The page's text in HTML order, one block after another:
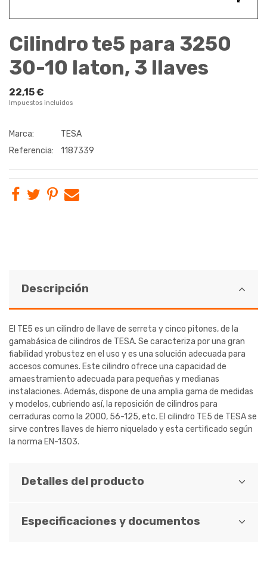
Cilindro te5 para 3250
30-10 laton, 3 llaves
22,15 €
Impuestos incluidos
Marca:
TESA
Referencia:
1187339
Descripción
El TE5 es un cilindro de llave de serreta y cinco pitones, de la
gamabásica de cilindros de TESA. Se caracteriza por una gran
fiabilidad yrobustez en el uso y es una solución adecuada para
accesos comunes. Este cilindro ofrece una capacidad de
amaestramiento adecuada para pequeñas y medianas
instalaciones. Además, dispone de una amplia gama de medidas
y modelos, cubriendo así, la reposición de cilindros para
cerraduras como la 2000, 56-125, etc. El cilindro TE5 de TESA se
sirve contres llaves de hierro niquelado y esta certificado según
la norma EN-1303.
Detalles del producto
Especificaciones y documentos